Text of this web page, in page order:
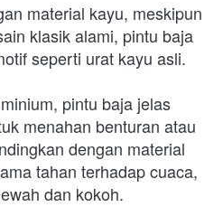
material kayu, meskipun
klasik alami, pintu baja
seperti urat kayu asli.
pintu baja jelas
menahan benturan atau
dengan material
tahan terhadap cuaca,
dan kokoh.